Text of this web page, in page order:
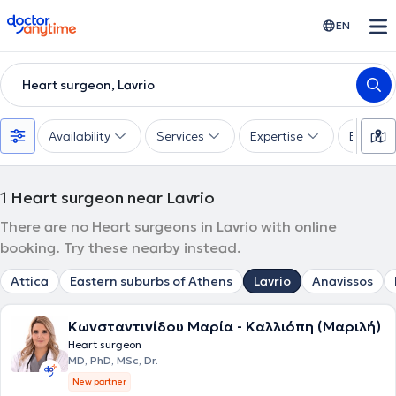
doctoranytime EN
Heart surgeon, Lavrio
Availability Services Expertise
1 Heart surgeon near Lavrio
There are no Heart surgeons in Lavrio with online
booking. Try these nearby instead.
Attica Eastern suburbs of Athens Lavrio Anavissos
Κωνσταντινίδου Μαρία - Καλλιόπη (Μαριλή)
Heart surgeon
MD, PhD, MSc, Dr.
New partner